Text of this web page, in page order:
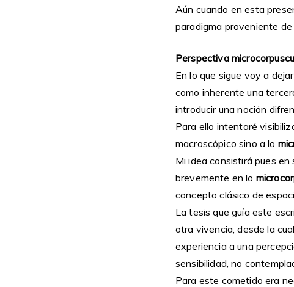
Aún cuando en esta
paradigma proveniente
Perspectiva
En lo que sigue voy a
como inherente una
introducir una noción
Para ello intentaré
macroscópico sino a lo
Mi idea consistirá pues
brevemente en lo
concepto clásico de
La tesis que guía este
otra vivencia, desde la
experiencia a una
sensibilidad, no
Para este cometido era